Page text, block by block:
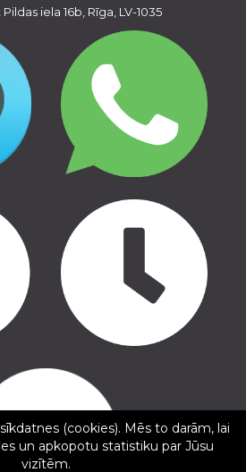
APRĪKOJUMS
- 2026, SIA Corelem Group
izstrāde WEBstyle.lv
Pildas iela 16b, Rīga, LV-1035
Kalnina
5/5
✕
(cookies). Mēs to darām, lai
un apkopotu statistiku par Jūsu
vizītēm.